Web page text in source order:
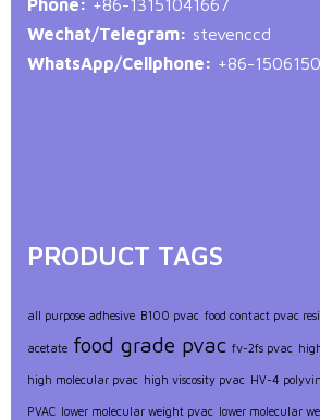
Phone: +86-13151041667
Wechat/Telegram: stevenccd
WhatsApp/Cellphone: +86-
PRODUCT TAGS
all purpose adhesive B100 pvac food contact pvac
acetate food grade pvac fv-2fs pvac
high molecular pvac high viscosity pvac HV-4
PVAC lower molecular weight pvac lower molecular